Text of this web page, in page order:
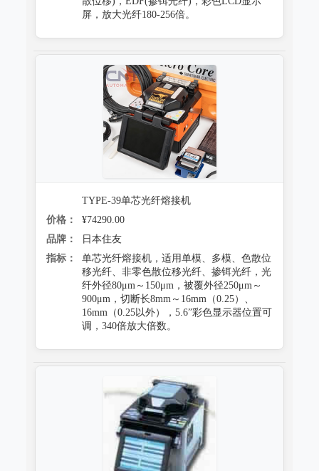
屏，放大光纤180-256倍。
TYPE-39单芯光纤熔接机
价格：
¥74290.00
品牌：
日本住友
指标：
单芯光纤熔接机，适用单模、多模、色散位
移光纤、非零色散位移光纤、掺铒光纤，光
纤外径80μm～150μm，被覆外径250μm～
900μm，切断长8mm～16mm（0.25）、
16mm（0.25以外），5.6”彩色显示器位置可
调，340倍放大倍数。